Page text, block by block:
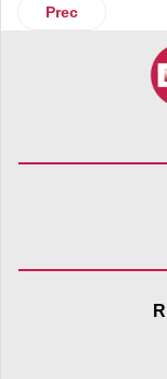
Articolo
Prec